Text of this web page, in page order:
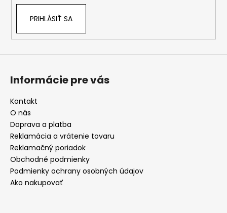
PRIHLÁSIŤ SA
Informácie pre vás
Kontakt
O nás
Doprava a platba
Reklamácia a vrátenie tovaru
Reklamačný poriadok
Obchodné podmienky
Podmienky ochrany osobných údajov
Ako nakupovať